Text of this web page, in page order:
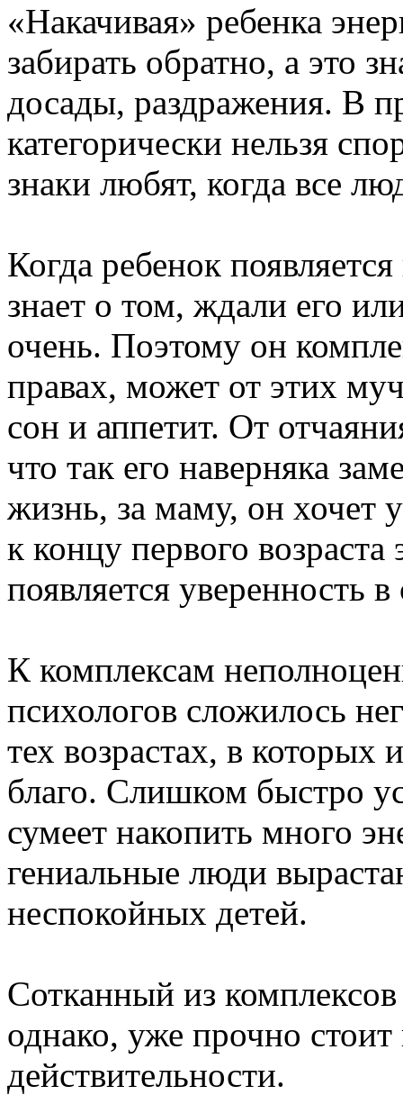
«Накачивая» ребенка
забирать обратно, а это
досады, раздражения. В
категорически нельзя
знаки любят, когда все
Когда ребенок
знает о том, ждали его
очень. Поэтому он
правах, может от этих
сон и аппетит. От
что так его наверняка
жизнь, за маму, он хочет
к концу первого
появляется уверенность
К комплексам
психологов сложилось
тех возрастах, в
благо. Слишком быстро
сумеет накопить много
гениальные люди
неспокойных детей.
Сотканный из
однако, уже прочно
действительности.